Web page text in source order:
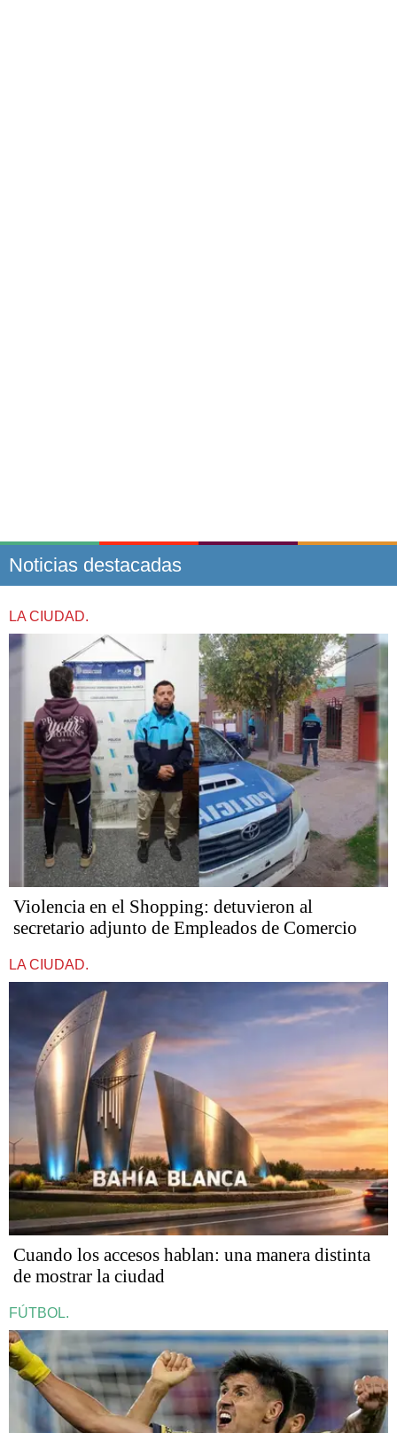
Noticias destacadas
LA CIUDAD.
Violencia en el Shopping: detuvieron al
secretario adjunto de Empleados de Comercio
LA CIUDAD.
Cuando los accesos hablan: una manera distinta
de mostrar la ciudad
FÚTBOL.